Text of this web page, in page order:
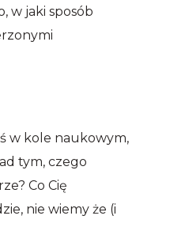
w jaki sposób
w kole naukowym,
tym, czego
Co Cię
nie wiemy że (i